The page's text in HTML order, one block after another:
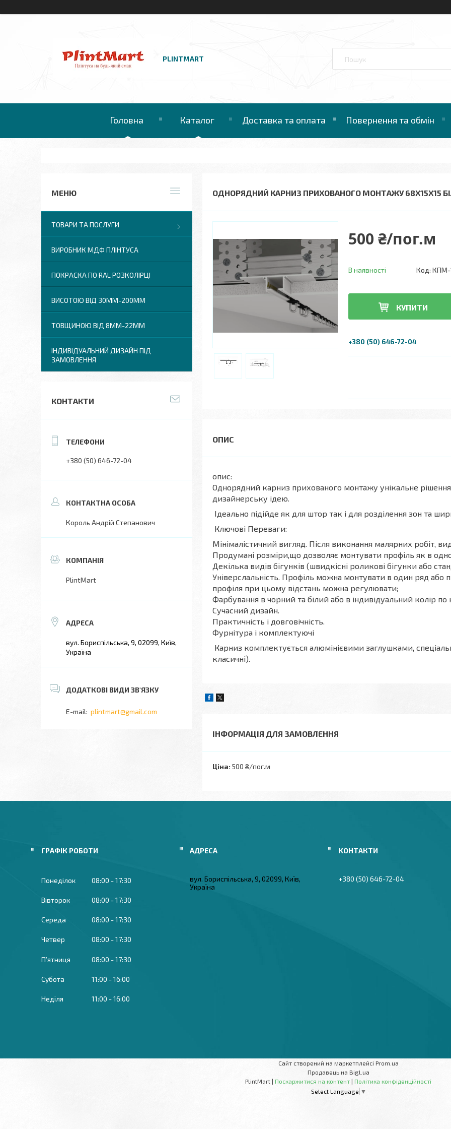
PLINTMART
Головна Каталог Доставка та оплата Повернення та обмін
ОДНОРЯДНИЙ КАРНИЗ ПРИХОВАНОГО МОНТАЖУ 68Х15Х15
500 ₴/пог.м
В наявності Код: КПМ-
КУПИТИ
+380 (50) 646-72-04
опис:
Однорядний карниз прихованого монтажу унікальне
дизайнерську ідею.
Ідеально підійде як для штор так і для розділення зон та
Ключові Переваги:
Мінімалістичний вигляд. Після виконання малярних робіт,
Продумані розміри,що дозволяє монтувати профіль як в
Декілька видів бігунків (швидкісні роликові бігунки або
Універслальність. Профіль можна монтувати в один ряд або
профіля при цьому відстань можна регулювати;
Фарбування в чорний та білий або в індивідуальний колір по
Сучасний дизайн.
Практичність і довговічність.
Фурнітура і комплектуючі
Карниз комплектується алюмінієвими заглушками,
класичні).
ІНФОРМАЦІЯ ДЛЯ ЗАМОВЛЕННЯ
Ціна: 500 ₴/пог.м
ТОВАРИ ТА ПОСЛУГИ
ВИРОБНИК МДФ ПЛІНТУСА
ПОКРАСКА ПО RAL РОЗКОЛІРЦІ
ВИСОТОЮ ВІД 30ММ-200ММ
ТОВЩИНОЮ ВІД 8ММ-22ММ
ІНДИВІДУАЛЬНИЙ ДИЗАЙН ПІД
ЗАМОВЛЕННЯ
КОНТАКТИ
+380 (50) 646-72-04
Король Андрій Степанович
PlintMart
вул. Бориспільська, 9, 02099, Київ,
Україна
plintmart@gmail.com
ГРАФІК РОБОТИ
Понеділок 08:00 17:30
Вівторок 08:00 17:30
Середа 08:00 17:30
Четвер 08:00 17:30
Пʼятниця 08:00 17:30
Субота 11:00 16:00
Неділя 11:00 16:00
вул. Бориспільська, 9, 02099, Київ,
Україна
+380 (50) 646-72-04
Сайт створений на маркетплейсі Prom.ua
Продавець на Bigl.ua
PlintMart | Поскаржитися на контент | Політика конфіденційності
Select Language ▼